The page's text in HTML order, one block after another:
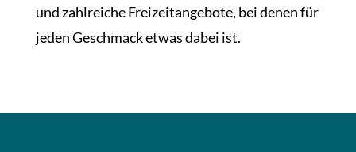
und zahlreiche Freizeitangebote, bei denen für
jeden Geschmack etwas dabei ist.